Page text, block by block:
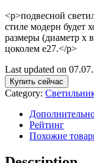
<p>подвесной
стиле модерн будет
размеры (диаметр х
цоколем e27.</p>
Last updated on
Купить сейчас
Category:
Рейтинг
Похожие